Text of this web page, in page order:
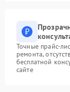
Точные прайс-
ремонта,
бесплатной
сайте